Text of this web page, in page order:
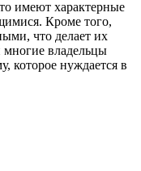
имеют характерные
Кроме того,
что делает их
владельцы
которое нуждается в